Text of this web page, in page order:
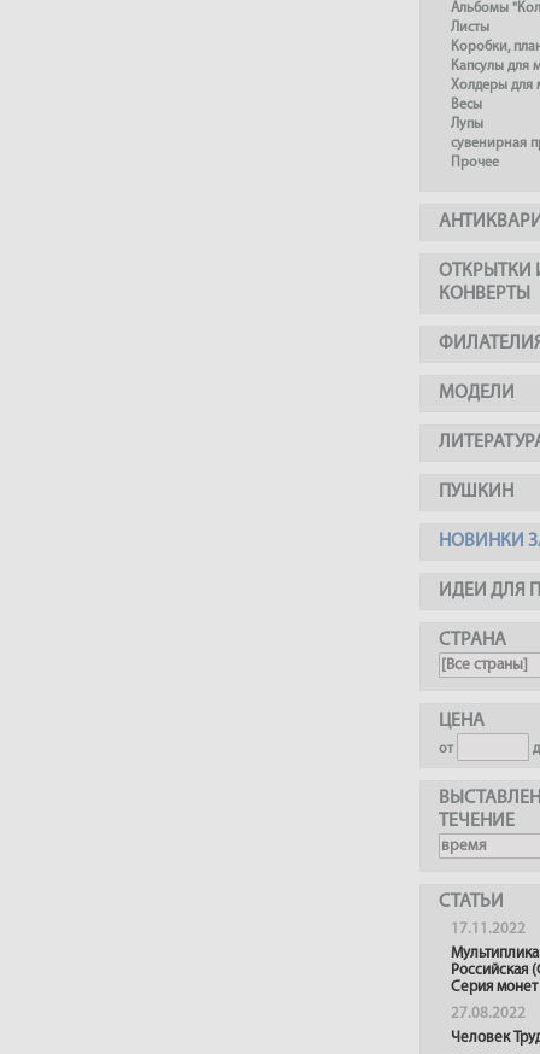
Альбомы
Листы
Коробки,
Капсулы для
Холдеры для
Весы
Лупы
сувенирная
Прочее
ОТКРЫТКИ
КОНВЕРТЫ
МОДЕЛИ
ПУШКИН
НОВИНКИ
ИДЕИ ДЛЯ
СТРАНА
ЦЕНА
от
ТЕЧЕНИЕ
СТАТЬИ
17.11.2022
Российская
Серия монет
27.08.2022
Человек